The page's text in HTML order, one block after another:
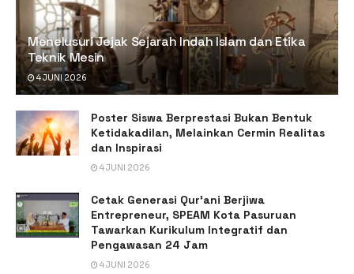
Menelusuri Jejak Sejarah Indah Islam dan Etika
Teknik Mesin
4 JUNI 2026
Poster Siswa Berprestasi Bukan Bentuk
Ketidakadilan, Melainkan Cermin Realitas
dan Inspirasi
4 JUNI 2026
Cetak Generasi Qur’ani Berjiwa
Entrepreneur, SPEAM Kota Pasuruan
Tawarkan Kurikulum Integratif dan
Pengawasan 24 Jam
4 JUNI 2026